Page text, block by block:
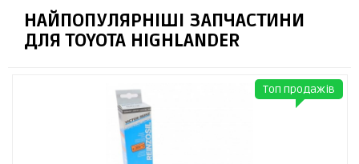
НАЙПОПУЛЯРНІШІ ЗАПЧАСТИНИ
ДЛЯ TOYOTA HIGHLANDER
Топ продажів